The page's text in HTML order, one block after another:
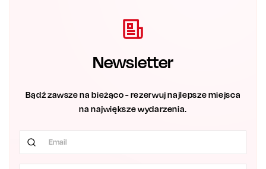
Newsletter
Bądź zawsze na bieżąco - rezerwuj najlepsze miejsca
na największe wydarzenia.